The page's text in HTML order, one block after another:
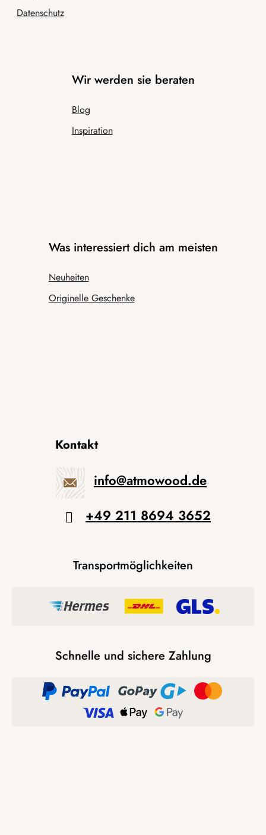
Datenschutz
Wir werden sie beraten
Blog
Inspiration
Was interessiert dich am meisten
Neuheiten
Originelle Geschenke
Kontakt
info@atmowood.de
+49 211 8694 3652
Transportmöglichkeiten
Schnelle und sichere Zahlung